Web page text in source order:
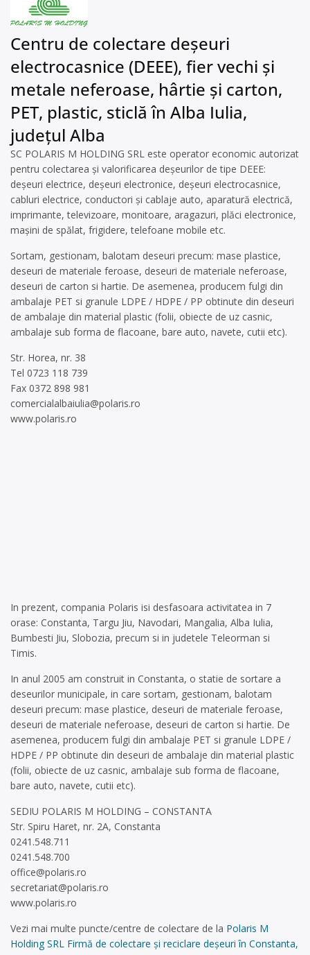
Centru de colectare deșeuri
electrocasnice (DEEE), fier vechi și
metale neferoase, hârtie și carton,
PET, plastic, sticlă în Alba Iulia,
județul Alba
SC POLARIS M HOLDING SRL este operator economic autorizat
pentru colectarea și valorificarea deșeurilor de tipe DEEE:
deșeuri electrice, deșeuri electronice, deșeuri electrocasnice,
cabluri electrice, conductori și cablaje auto, aparatură electrică,
imprimante, televizoare, monitoare, aragazuri, plăci electronice,
mașini de spălat, frigidere, telefoane mobile etc.
Sortam, gestionam, balotam deseuri precum: mase plastice,
deseuri de materiale feroase, deseuri de materiale neferoase,
deseuri de carton si hartie. De asemenea, producem fulgi din
ambalaje PET si granule LDPE / HDPE / PP obtinute din deseuri
de ambalaje din material plastic (folii, obiecte de uz casnic,
ambalaje sub forma de flacoane, bare auto, navete, cutii etc).
Str. Horea, nr. 38
Tel 0723 118 739
Fax 0372 898 981
comercialalbaiulia@polaris.ro
www.polaris.ro
In prezent, compania Polaris isi desfasoara activitatea in 7
orase: Constanta, Targu Jiu, Navodari, Mangalia, Alba Iulia,
Bumbesti Jiu, Slobozia, precum si in judetele Teleorman si
Timis.
In anul 2005 am construit in Constanta, o statie de sortare a
deseurilor municipale, in care sortam, gestionam, balotam
deseuri precum: mase plastice, deseuri de materiale feroase,
deseuri de materiale neferoase, deseuri de carton si hartie. De
asemenea, producem fulgi din ambalaje PET si granule LDPE /
HDPE / PP obtinute din deseuri de ambalaje din material plastic
(folii, obiecte de uz casnic, ambalaje sub forma de flacoane,
bare auto, navete, cutii etc).
SEDIU POLARIS M HOLDING – CONSTANTA
Str. Spiru Haret, nr. 2A, Constanta
0241.548.711
0241.548.700
office@polaris.ro
secretariat@polaris.ro
www.polaris.ro
Vezi mai multe puncte/centre de colectare de la Polaris M
Holding SRL Firmă de colectare și reciclare deșeuri în Constanta,